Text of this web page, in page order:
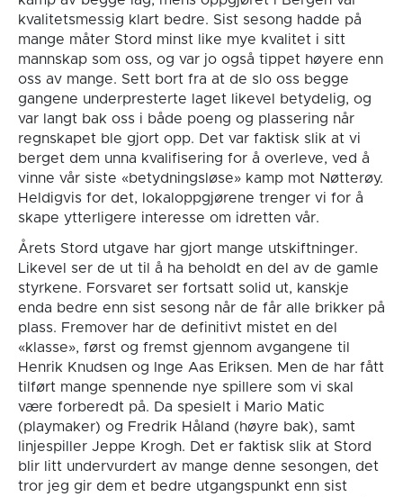
kvalitetsmessig klart bedre. Sist sesong hadde på
mange måter Stord minst like mye kvalitet i sitt
mannskap som oss, og var jo også tippet høyere enn
oss av mange. Sett bort fra at de slo oss begge
gangene underpresterte laget likevel betydelig, og
var langt bak oss i både poeng og plassering når
regnskapet ble gjort opp. Det var faktisk slik at vi
berget dem unna kvalifisering for å overleve, ved å
vinne vår siste «betydningsløse» kamp mot Nøtterøy.
Heldigvis for det, lokaloppgjørene trenger vi for å
skape ytterligere interesse om idretten vår.
Årets Stord utgave har gjort mange utskiftninger.
Likevel ser de ut til å ha beholdt en del av de gamle
styrkene. Forsvaret ser fortsatt solid ut, kanskje
enda bedre enn sist sesong når de får alle brikker på
plass. Fremover har de definitivt mistet en del
«klasse», først og fremst gjennom avgangene til
Henrik Knudsen og Inge Aas Eriksen. Men de har fått
tilført mange spennende nye spillere som vi skal
være forberedt på. Da spesielt i Mario Matic
(playmaker) og Fredrik Håland (høyre bak), samt
linjespiller Jeppe Krogh. Det er faktisk slik at Stord
blir litt undervurdert av mange denne sesongen, det
tror jeg gir dem et bedre utgangspunkt enn sist